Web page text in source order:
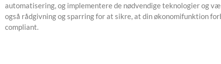
automatisering, og implementere de nødvendige teknologier og
også rådgivning og sparring for at sikre, at din økonomifunktion
compliant.